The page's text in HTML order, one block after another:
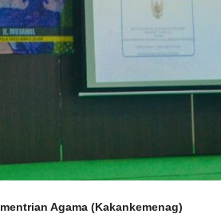
Agama (Kakankemenag)